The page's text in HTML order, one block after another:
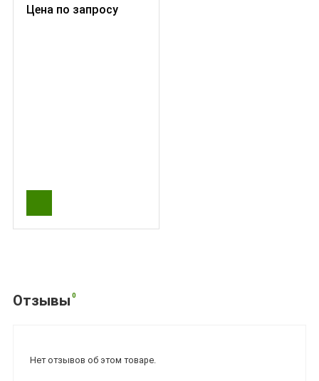
Цена по запросу
Отзывы 0
Нет отзывов об этом товаре.